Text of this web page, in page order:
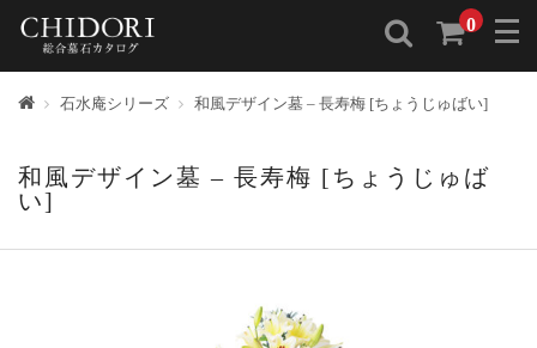
0
トップ石水庵シリーズ 和風デザイン墓 – 長寿梅 [ちょうじゅばい]
和風デザイン墓 – 長寿梅 [ちょうじゅば
い]